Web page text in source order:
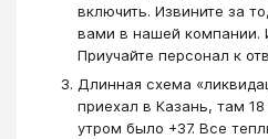
включить. Извините за
вами в нашей компании.
Приучайте персонал к
Длинная схема
приехал в Казань, там
утром было +37. Все